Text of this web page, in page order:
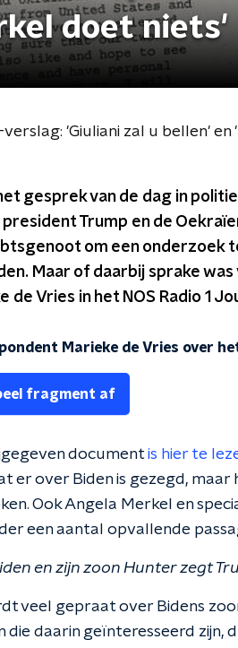
doet niets'
'Giuliani zal u bellen'
gesprek van de dag in
president Trump en de
om een onderzoek
Maar of daarbij sprake
de Vries in het NOS Radio 1
Marieke de Vries over
fragment af
document is hier te
er over Biden is gezegd, maar
Ook Angela Merkel en
een aantal opvallende
en zijn zoon Hunter zegt
veel gepraat over Bidens
die daarin geïnteresseerd zijn,